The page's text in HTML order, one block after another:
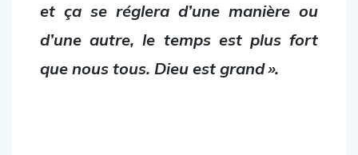
et ça se réglera d’une manière ou
d’une autre, le temps est plus fort
que nous tous. Dieu est grand ».